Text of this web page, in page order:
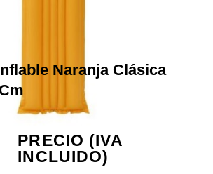
Naranja Clásica
PRECIO (IVA
INCLUIDO)